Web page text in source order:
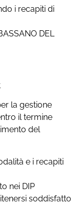
i recapiti di
DEL
la gestione
il termine
del
e i recapiti
nei DIP
soddisfatto